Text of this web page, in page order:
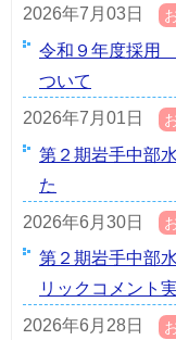
2026年7月03日
令和９年度採用
ついて
2026年7月01日
第２期岩手中部
た
2026年6月30日
第２期岩手中部
リックコメント
2026年6月28日